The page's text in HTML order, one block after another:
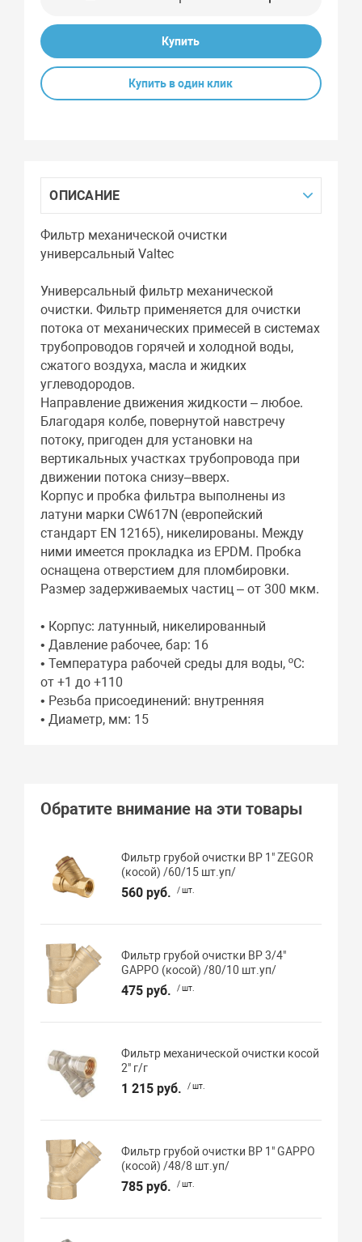
Купить
Купить в один клик
ОПИСАНИЕ
Фильтр механической очистки
универсальный Valtec
Универсальный фильтр механической
очистки. Фильтр применяется для очистки
потока от механических примесей в системах
трубопроводов горячей и холодной воды,
сжатого воздуха, масла и жидких
углеводородов.
Направление движения жидкости – любое.
Благодаря колбе, повернутой навстречу
потоку, пригоден для установки на
вертикальных участках трубопровода при
движении потока снизу–вверх.
Корпус и пробка фильтра выполнены из
латуни марки CW617N (европейский
стандарт EN 12165), никелированы. Между
ними имеется прокладка из EPDM. Пробка
оснащена отверстием для пломбировки.
Размер задерживаемых частиц – от 300 мкм.
• Корпус: латунный, никелированный
• Давление рабочее, бар: 16
• Температура рабочей среды для воды, ºС:
от +1 до +110
• Резьба присоединений: внутренняя
• Диаметр, мм: 15
Обратите внимание на эти товары
Фильтр грубой очистки ВР 1" ZEGOR
(косой) /60/15 шт.уп/
560 руб. / шт.
Фильтр грубой очистки ВР 3/4"
GAPPO (косой) /80/10 шт.уп/
475 руб. / шт.
Фильтр механической очистки косой
2" г/г
1 215 руб. / шт.
Фильтр грубой очистки ВР 1" GAPPO
(косой) /48/8 шт.уп/
785 руб. / шт.